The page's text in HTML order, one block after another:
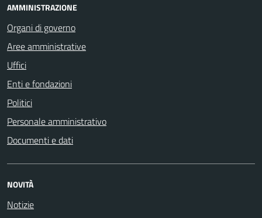
AMMINISTRAZIONE
Organi di governo
Aree amministrative
Uffici
Enti e fondazioni
Politici
Personale amministrativo
Documenti e dati
NOVITÀ
Notizie